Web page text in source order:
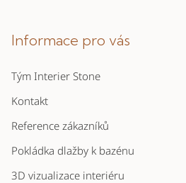
Informace pro vás
Tým Interier Stone
Kontakt
Reference zákazníků
Pokládka dlažby k bazénu
3D vizualizace interiéru